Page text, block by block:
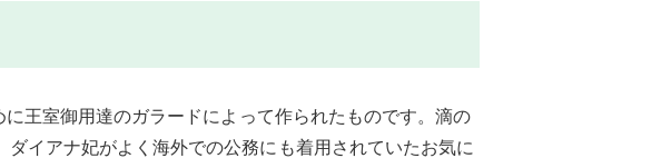
王室御用達のガラードによって作られたものです。滴の
イアナ妃がよく海外での公務にも着用されていたお気に